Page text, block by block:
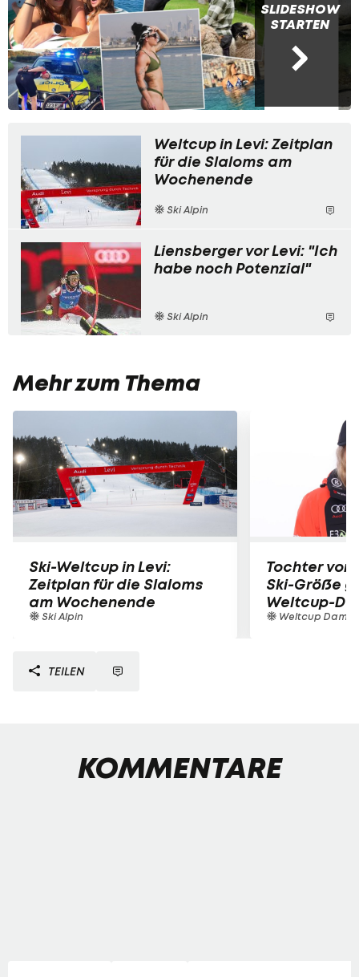
SLIDESHOW
STARTEN
Weltcup in Levi: Zeitplan
für die Slaloms am
Wochenende
Ski Alpin
Liensberger vor Levi: "Ich
habe noch Potenzial"
Ski Alpin
Mehr zum Thema
Ski-Weltcup in Levi:
Zeitplan für die Slaloms
am Wochenende
Ski Alpin
Tochter
Ski-Größe
Weltcup-
Weltcup
TEILEN
KOMMENTARE